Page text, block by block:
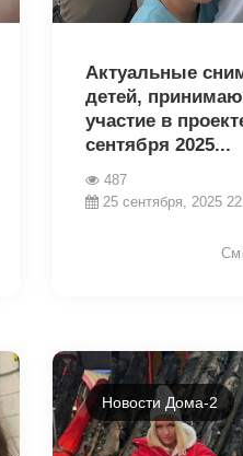
Актуальные
детей,
участие в
сентября 2025...
487
25 сентября, 2025
Новости Дома-2